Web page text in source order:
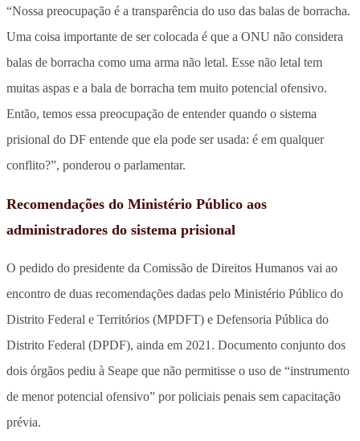
“Nossa preocupação é a transparência do uso das balas de borracha.
Uma coisa importante de ser colocada é que a ONU não considera
balas de borracha como uma arma não letal. Esse não letal tem
muitas aspas e a bala de borracha tem muito potencial ofensivo.
Então, temos essa preocupação de entender quando o sistema
prisional do DF entende que ela pode ser usada: é em qualquer
conflito?”, ponderou o parlamentar.
Recomendações do Ministério Público aos
administradores do sistema prisional
O pedido do presidente da Comissão de Direitos Humanos vai ao
encontro de duas recomendações dadas pelo Ministério Público do
Distrito Federal e Territórios (MPDFT) e Defensoria Pública do
Distrito Federal (DPDF), ainda em 2021. Documento conjunto dos
dois órgãos pediu à Seape que não permitisse o uso de “instrumento
de menor potencial ofensivo” por policiais penais sem capacitação
prévia.